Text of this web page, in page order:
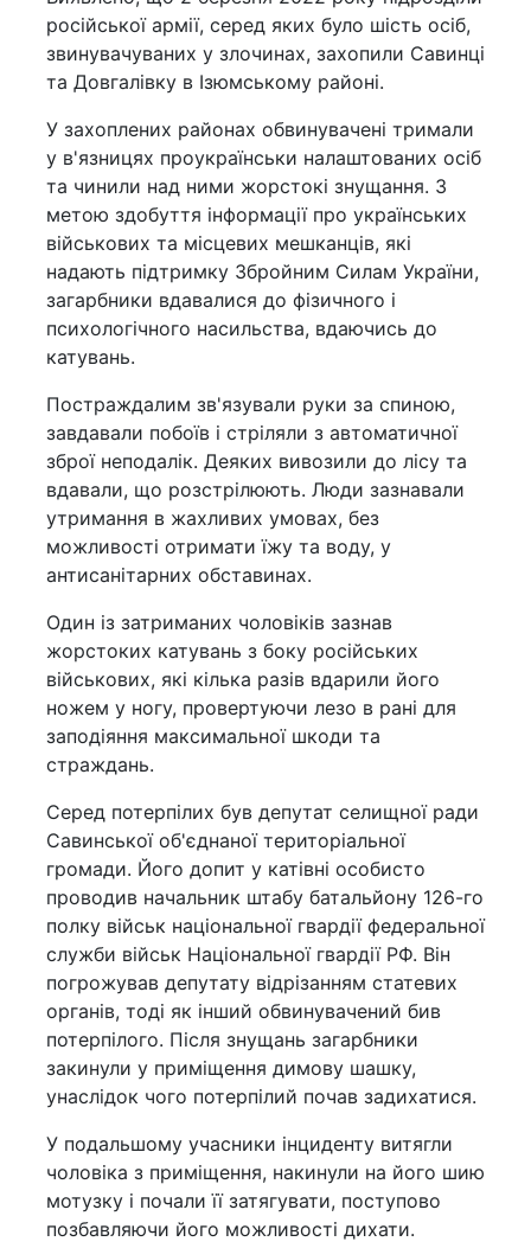
російської армії, серед яких було шість осіб,
звинувачуваних у злочинах, захопили Савинці
та Довгалівку в Ізюмському районі.
У захоплених районах обвинувачені тримали
у в'язницях проукраїнськи налаштованих осіб
та чинили над ними жорстокі знущання. З
метою здобуття інформації про українських
військових та місцевих мешканців, які
надають підтримку Збройним Силам України,
загарбники вдавалися до фізичного і
психологічного насильства, вдаючись до
катувань.
Постраждалим зв'язували руки за спиною,
завдавали побоїв і стріляли з автоматичної
зброї неподалік. Деяких вивозили до лісу та
вдавали, що розстрілюють. Люди зазнавали
утримання в жахливих умовах, без
можливості отримати їжу та воду, у
антисанітарних обставинах.
Один із затриманих чоловіків зазнав
жорстоких катувань з боку російських
військових, які кілька разів вдарили його
ножем у ногу, провертуючи лезо в рані для
заподіяння максимальної шкоди та
страждань.
Серед потерпілих був депутат селищної ради
Савинської об'єднаної територіальної
громади. Його допит у катівні особисто
проводив начальник штабу батальйону 126-го
полку військ національної гвардії федеральної
служби військ Національної гвардії РФ. Він
погрожував депутату відрізанням статевих
органів, тоді як інший обвинувачений бив
потерпілого. Після знущань загарбники
закинули у приміщення димову шашку,
унаслідок чого потерпілий почав задихатися.
У подальшому учасники інциденту витягли
чоловіка з приміщення, накинули на його шию
мотузку і почали її затягувати, поступово
позбавляючи його можливості дихати.